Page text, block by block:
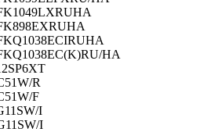
HA
R
F
I
I